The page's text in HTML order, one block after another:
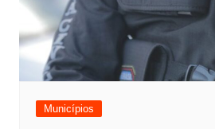
Municípios